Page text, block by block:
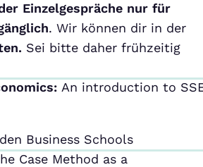
Einzelgespräche nur für
. Wir können dir in der
Sei bitte daher frühzeitig
An introduction to
Business Schools
Case Method as a